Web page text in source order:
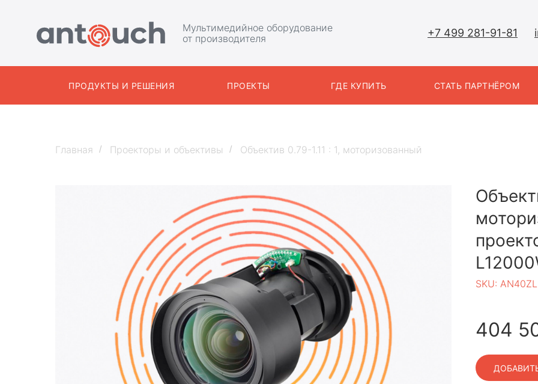
Мультимедийное оборудование
от производителя
+7 499 281-91-81
ПРОЕКТЫ ГДЕ КУПИТЬ СТАТЬ ПАРТНЁРОМ
ПРОДУКТЫ И РЕШЕНИЯ
Главная / Проекторы и объективы / Объектив 0.79-1.11 : 1, моторизованный
SKU:
404